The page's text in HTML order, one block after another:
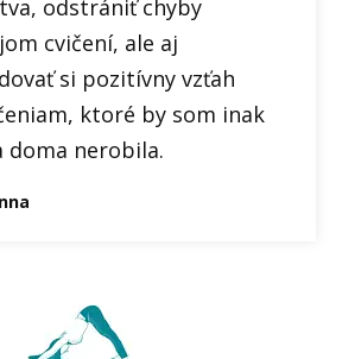
odstrániť chyby
cvičení, ale aj
si pozitívny vzťah
ktoré by som inak
doma nerobila.